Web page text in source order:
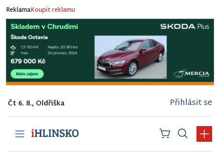
ReklamaKoupit reklamu
Čt 6. 8., Oldřiška Přihlásit se